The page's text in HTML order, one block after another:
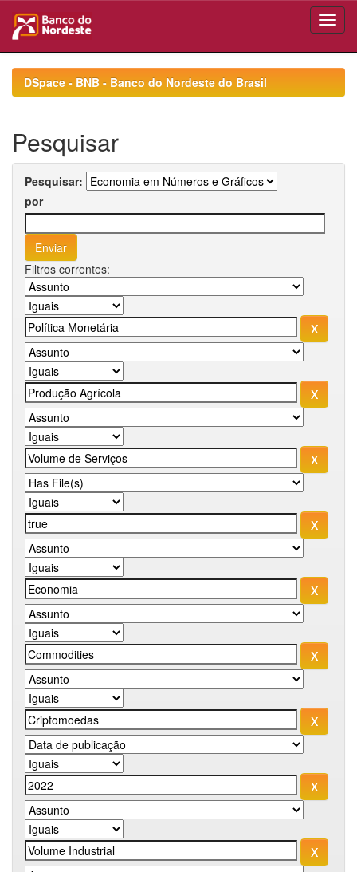
navigationDSpace - BNB - Banco do Nordeste do Brasil
Pesquisar
Pesquisar:
por
Filtros correntes: